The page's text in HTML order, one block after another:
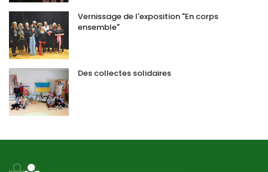
Vernissage de l'exposition "En corps
ensemble"
Des collectes solidaires